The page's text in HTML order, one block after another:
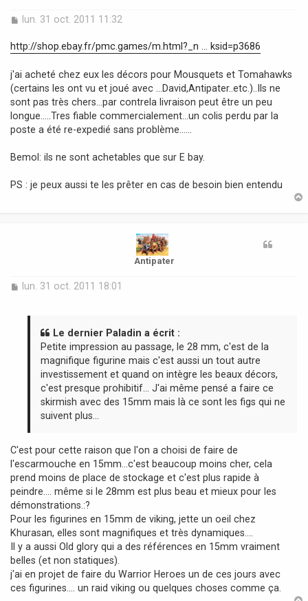
M
s
s
g
e
lun. 31 oct. 2011 11:32
http://shop.ebay.fr/pmc.games/m.html?_n ... ksid=p3686
j'ai acheté chez eux les décors pour Mousquets et Tomahawks
(certains les ont vu et joué avec ...David,Antipater..etc.)..Ils ne
sont pas très chers...par contrela livraison peut être un peu
longue.....Tres fiable commercialement...un colis perdu par la
poste a été re-expedié sans problème......
Bemol: ils ne sont achetables que sur E bay.
PS : je peux aussi te les prêter en cas de besoin bien entendu
Antipater
Mlun. 31 oct. 2011 18:01
Le dernier Paladin a écrit :
Petite impression au passage, le 28 mm, c'est de la
magnifique figurine mais c'est aussi un tout autre
investissement et quand on intègre les beaux décors,
c'est presque prohibitif... J'ai même pensé a faire ce
skirmish avec des 15mm mais là ce sont les figs qui ne
suivent plus...
C'est pour cette raison que l'on a choisi de faire de
l'escarmouche en 15mm...c'est beaucoup moins cher, cela
prend moins de place de stockage et c'est plus rapide à
peindre.... même si le 28mm est plus beau et mieux pour les
démonstrations.:?
Pour les figurines en 15mm de viking, jette un oeil chez
Khurasan, elles sont magnifiques et très dynamiques....
Il y a aussi Old glory qui a des références en 15mm vraiment
belles (et non statiques).
j'ai en projet de faire du Warrior Heroes un de ces jours avec
ces figurines.... un raid viking ou quelques choses comme ça.